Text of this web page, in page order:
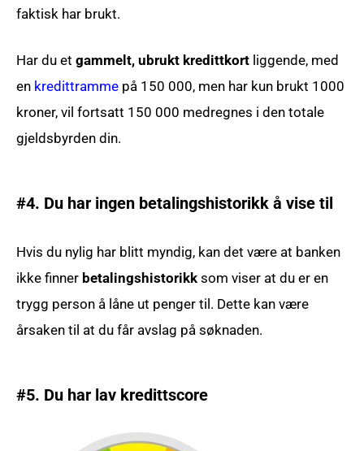
faktisk har brukt.
Har du etgammelt, ubrukt kredittkort liggende, med
en kredittramme på 150 000, men har kun brukt 1000
kroner, vil fortsatt 150 000 medregnes i den totale
gjeldsbyrden din.
#4. Du har ingen betalingshistorikk å vise til
Hvis du nylig har blitt myndig, kan det være at banken
ikke finner betalingshistorikk som viser at du er en
trygg person å låne ut penger til. Dette kan være
årsaken til at du får avslag på søknaden.
#5. Du har lav kredittscore